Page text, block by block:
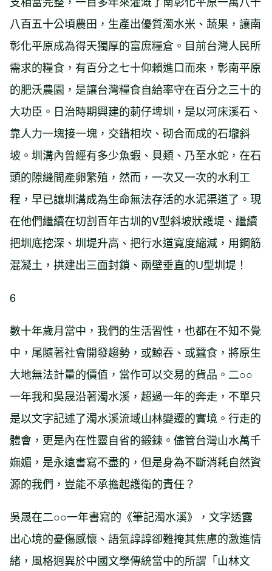
八百五十公頃農田，生產出優質濁水米、蔬果，讓南
彰化平原成為得天獨厚的富庶糧倉。目前台灣人民所
需求的糧食，有百分之七十仰賴進口而來，彰南平原
的肥沃農園，是讓台灣糧食自給率守在百分之三十的
大功臣。日治時期興建的莿仔埤圳，是以河床溪石、
靠人力一塊接一塊，交錯相坎、砌合而成的石壠斜
坡。圳溝內曾經有多少魚蝦、貝類、乃至水蛇，在石
頭的隙縫間產卵繁殖，然而，一次又一次的水利工
程，早已讓圳溝成為生命無法存活的水泥渠道了。現
在他們繼續在切割百年古圳的V型斜坡狀護堤、繼續
把圳底挖深、圳堤升高、把行水道寬度縮減，用鋼筋
混凝土，拱建出三面封鎖、兩壁垂直的U型圳堤！
6
數十年歲月當中，我們的生活習性，也都在不知不覺
中，尾隨著社會開發趨勢，或鯨吞、或蠶食，將原生
大地無法計量的價值，當作可以交易的貨品。二○○
一年我和吳晟沿著濁水溪，超過一年的奔走，不單只
是以文字記述了濁水溪流域山林變遷的實境。行走的
體會，更是內在性靈自省的鍛鍊。儘管台灣山水萬千
嫵媚，是永遠書寫不盡的，但是身為不斷消耗自然資
源的我們，豈能不承擔起護衛的責任？
吳晟在二○○一年書寫的《筆記濁水溪》，文字透露
出心境的憂傷感懷、語氣諄諄卻難掩其焦慮的激進情
緒，風格迥異於中國文學傳統當中的所謂「山林文